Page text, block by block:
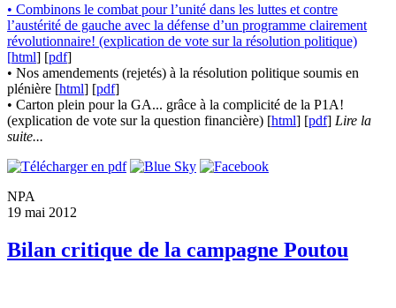
• Combinons le combat pour l’unité dans les luttes et contre
l’austérité de gauche avec la défense d’un programme clairement
révolutionnaire! (explication de vote sur la résolution politique)
[html] [pdf]
• Nos amendements (rejetés) à la résolution politique soumis en
plénière [html] [pdf]
• Carton plein pour la GA... grâce à la complicité de la P1A!
(explication de vote sur la question financière) [html] [pdf] Lire la
suite...
NPA
19 mai 2012
Bilan critique de la campagne Poutou